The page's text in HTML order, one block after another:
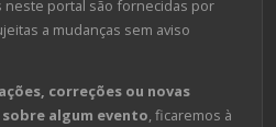
neste portal são fornecidas por
a mudanças sem aviso
correções ou novas
algum evento, ficaremos à